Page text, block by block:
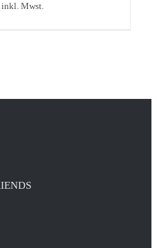
inkl. Mwst.